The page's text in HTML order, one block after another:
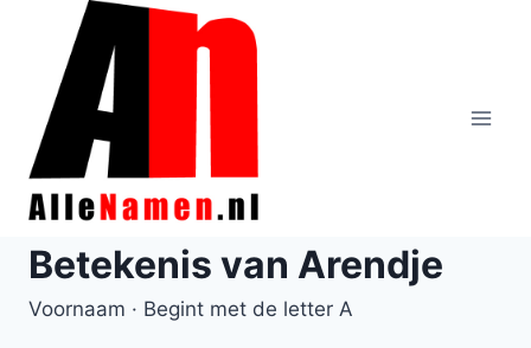
Doorgaan
inhoud
Betekenis van Arendje
Voornaam · Begint met de letter A